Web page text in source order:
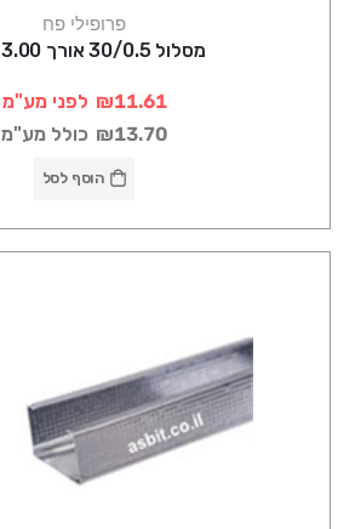
פרופילי פח
מסלול 30/0.5 אורך 3.00 מטר
₪11.61 לפני מע"מ
₪13.70 כולל מע"מ
הוסף לסל